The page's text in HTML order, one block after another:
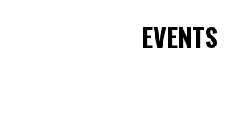
EVENTS